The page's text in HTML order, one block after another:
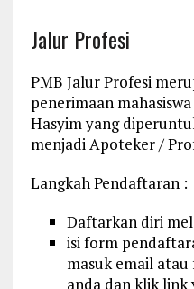
Jalur Profesi
PMB Jalur Profesi
penerimaan
Hasyim yang
menjadi Apoteker /
Langkah Pendaftaran :
Daftarkan diri
isi form
masuk email
anda dan klik